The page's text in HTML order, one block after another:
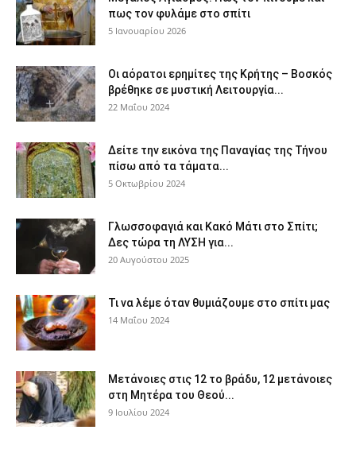
πως τον φυλάμε στο σπίτι
5 Ιανουαρίου 2026
Οι αόρατοι ερημίτες της Κρήτης – Βοσκός
βρέθηκε σε μυστική Λειτουργία...
22 Μαΐου 2024
Δείτε την εικόνα της Παναγίας της Τήνου
πίσω από τα τάματα...
5 Οκτωβρίου 2024
Γλωσσοφαγιά και Κακό Μάτι στο Σπίτι;
Δες τώρα τη ΛΥΣΗ για...
20 Αυγούστου 2025
Τι να λέμε όταν θυμιάζουμε στο σπίτι μας
14 Μαΐου 2024
Μετάνοιες στις 12 το βράδυ, 12 μετάνοιες
στη Μητέρα του Θεού...
9 Ιουλίου 2024